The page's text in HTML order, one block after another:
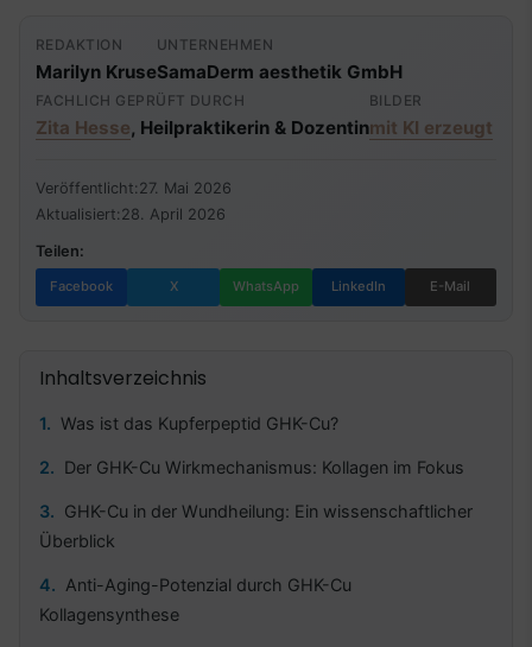
REDAKTION
Marilyn Kruse
UNTERNEHMEN
SamaDerm aesthetik GmbH
FACHLICH GEPRÜFT DURCH
Zita Hesse, Heilpraktikerin & Dozentin
BILDER
mit KI erzeugt
Veröffentlicht: 27. Mai 2026
Aktualisiert: 28. April 2026
Teilen:
Facebook X WhatsApp LinkedIn E-Mail
Inhaltsverzeichnis
Was ist das Kupferpeptid GHK-Cu?
Der GHK-Cu Wirkmechanismus: Kollagen im Fokus
GHK-Cu in der Wundheilung: Ein wissenschaftlicher
Überblick
Anti-Aging-Potenzial durch GHK-Cu
Kollagensynthese